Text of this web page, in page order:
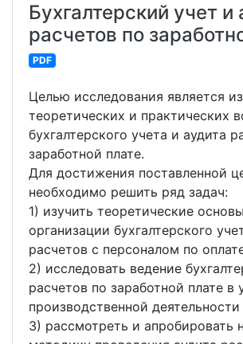
Бухгалтерский учет и
расчетов по
PDF
Целью исследования является
теоретических и практических
бухгалтерского учета и аудита
заработной плате.
Для достижения поставленной
необходимо решить ряд задач:
1) изучить теоретические основы
организации бухгалтерского
расчетов с персоналом по
2) исследовать ведение
расчетов по заработной плате в
производственной
3) рассмотреть и апробировать